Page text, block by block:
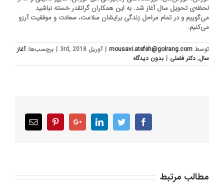
لحظه‌ی تحویل سال آغاز شد. به این همکاران گرانقدر خسته نباشید
می‌گوییم و در تمام مراحل زندگی برایشان سلامت، سعادت و موفقیت آرزو
می‌کنیم.
توسط mousavi.atefeh@golrang.com
| آوریل 3rd, 2018 | برچسب‌ها:آغاز
سال, دکتر فضلی | بدون ديدگاه
Facebook
Twitter
LinkedIn
Google+
Pinterest
Email
مطالب مرتبط